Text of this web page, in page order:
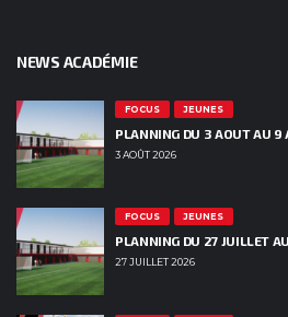
NEWS ACADÉMIE
FOCUS JEUNES
PLANNING DU 3 AOUT AU 9
3 AOÛT 2026
FOCUS JEUNES
PLANNING DU 27 JUILLET
27 JUILLET 2026